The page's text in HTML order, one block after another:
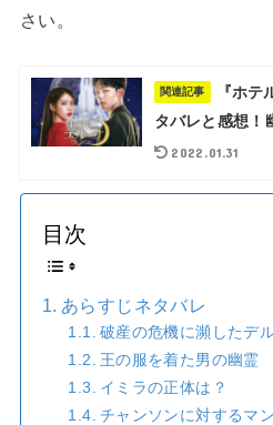
さい。
関連記事
『ホ
タバレと感想！
2022.01.31
目次
あらすじネタバレ
破産の危機に瀕したデ
王の服を着た男の幽霊
イミラの正体は？
チャンソンに対するマ